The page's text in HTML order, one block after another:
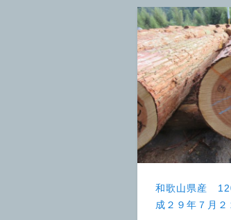
和歌山県産
成２９年７月２